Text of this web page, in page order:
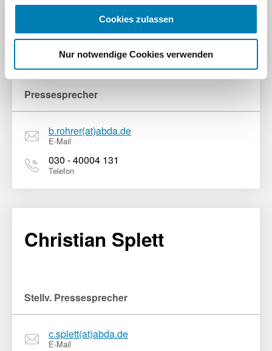
Cookies zulassen
Nur notwendige Cookies verwenden
Benjamin Rohrer
Pressesprecher
b.rohrer(at)abda.de
E-Mail
030 - 40004 131
Telefon
Christian Splett
Stellv. Pressesprecher
c.splett(at)abda.de
E-Mail